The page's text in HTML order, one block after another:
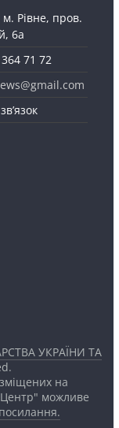
м. Рівне, пров.
6а
71 72
УКРАЇНИ ТА
на
Центр" можливе